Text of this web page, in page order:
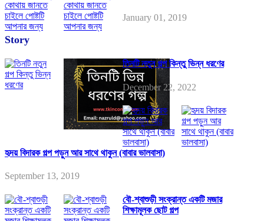
January 01, 2019
Story
তিনটি নতুন গল্প কিন্তু ভিন্ন ধরণের
December 22, 2022
হৃদয় বিদারক গল্প পড়ুন আর সাথে থাকুন (বাবার ভালবাসা)
September 13, 2019
বৌ-শ্বাশুড়ী সংক্রান্ত একটি মজার
শিক্ষামূলক ছোট গল্প